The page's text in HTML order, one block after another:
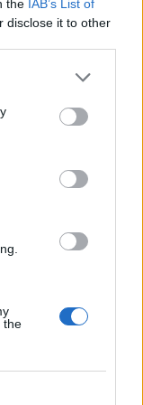
the IAB’s List of
disclose it to other
the
zadruženje in
pri skupinskih
so močan
pripadnosti.
in dolgotrajne
ali se
in po gibanju.
osebe s
intenzivnejše
z zdravnikom.
za javno
aktivnost